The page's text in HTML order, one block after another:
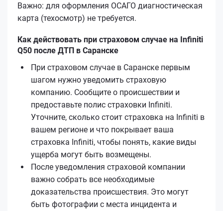
Важно: для оформления ОСАГО диагностическая
карта (техосмотр) не требуется.
Как действовать при страховом случае на Infiniti
Q50 после ДТП в Саранске
При страховом случае в Саранске первым
шагом нужно уведомить страховую
компанию. Сообщите о происшествии и
предоставьте полис страховки Infiniti.
Уточните, сколько стоит страховка на Infiniti в
вашем регионе и что покрывает ваша
страховка Infiniti, чтобы понять, какие виды
ущерба могут быть возмещены.
После уведомления страховой компании
важно собрать все необходимые
доказательства происшествия. Это могут
быть фотографии с места инцидента и